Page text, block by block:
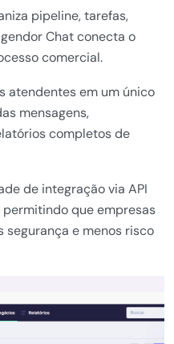
pipeline, tarefas,
Chat conecta o
comercial.
atendentes em um único
mensagens,
completos de
de integração via API
que empresas
segurança e menos risco